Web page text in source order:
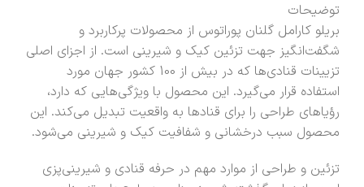
توضیحات
بریلو کارامل گلنان پوراتوس از محصولات پرکاربرد و
شگفت‌انگیز جهت تزئین کیک و شیرینی است. از اجزای اصلی
تزیینات قنادی‌ها که در بیش از 100 کشور جهان مورد
استفاده قرار می‌گیرد. این محصول با ویژگی‌هایی که دارد،
رؤیاهای طراحی را برای قنادها به واقعیت تبدیل می‌کند. این
محصول سبب درخشانی و شفافیت کیک و شیرینی می‌شود.
تزئین و طراحی از موارد مهم در حرفه قنادی و شیرینی‌پزی